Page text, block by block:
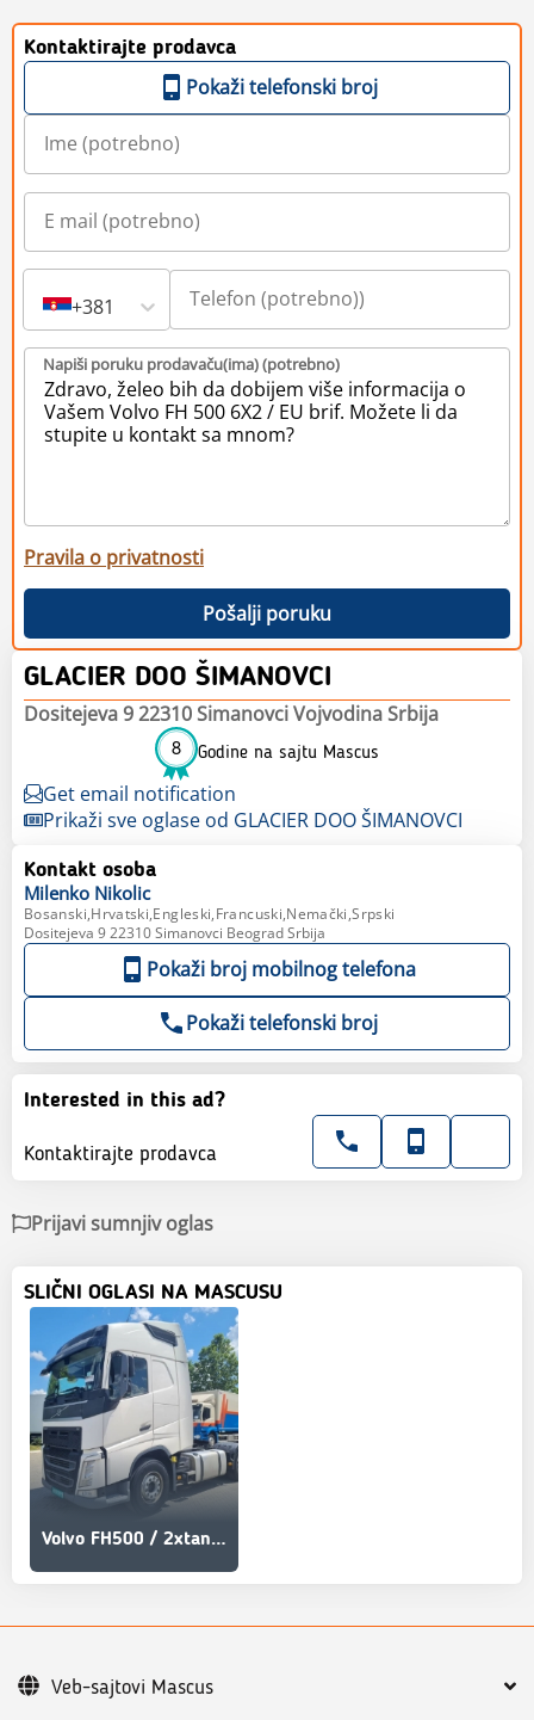
Kontaktirajte prodavca
Pokaži telefonski broj
+381
Napiši poruku prodavaču(ima) (potrebno)
Pravila o privatnosti
Pošalji poruku
GLACIER DOO ŠIMANOVCI
Dositejeva 9 22310 Simanovci Vojvodina Srbija
8 Godine na sajtu Mascus
Get email notification
Prikaži sve oglase od GLACIER DOO ŠIMANOVCI
Kontakt osoba
Milenko Nikolic
Bosanski,Hrvatski,Engleski,Francuski,Nemački,Srpski
Dositejeva 9 22310 Simanovci Beograd Srbija
Pokaži broj mobilnog telefona
Pokaži telefonski broj
Interested in this ad?
Kontaktirajte prodavca
Prijavi sumnjiv oglas
SLIČNI OGLASI NA MASCUSU
Volvo FH500 / 2xtank / EU brif
Veb-sajtovi Mascus